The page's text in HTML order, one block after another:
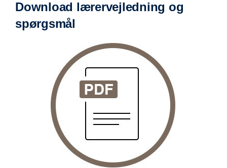
Download lærervejledning og
spørgsmål